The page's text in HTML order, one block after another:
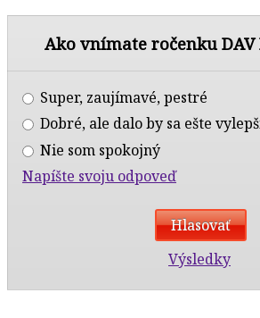
Ako vnímate ročenku DAV
Super, zaujímavé, pestré
Dobré, ale dalo by sa ešte
Nie som spokojný
Napíšte svoju odpoveď
Výsledky